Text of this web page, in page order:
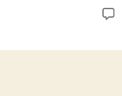
szerzője